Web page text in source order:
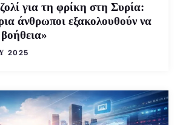
για τη φρίκη στη Συρία:
άνθρωποι εξακολουθούν να
βοήθεια»
2025